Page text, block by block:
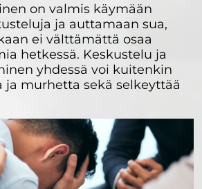
on valmis käymään
ja auttamaan sua,
ei välttämättä osaa
hetkessä. Keskustelu ja
yhdessä voi kuitenkin
ja murhetta sekä selkeyttää